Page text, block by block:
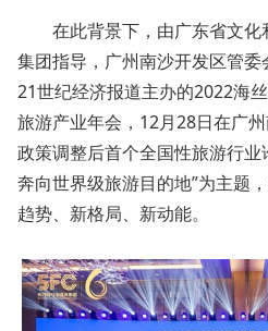
在此背景下，由广东省文化
集团指导，广州南沙开发区管委
21世纪经济报道主办的2022海
旅游产业年会，12月28日在广
政策调整后首个全国性旅游行业
奔向世界级旅游目的地”为主题
趋势、新格局、新动能。